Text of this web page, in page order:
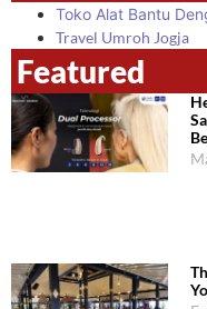
Toko Alat Bantu
Travel Umroh Jogja
Featured